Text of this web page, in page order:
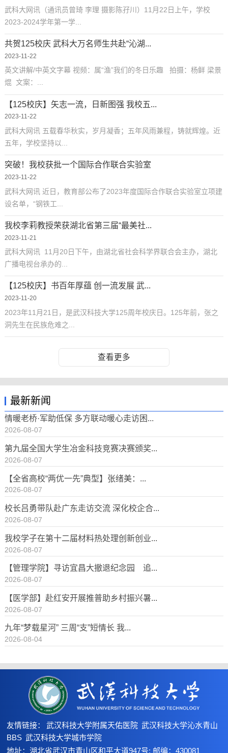
武科大网讯（通讯员曾琦 李理 摄影陈孖川）11月22日上午，学校
2023-2024学年第一学...
共贺125校庆 武科大万名师生共赴“沁湖...
2023-11-22
英文讲解/中英文字幕 视频：属“渔”我们的冬日乐趣 拍摄：杨鲜 梁景
焜 文案：...
【125校庆】矢志一流，日新图强 我校五...
2023-11-22
武科大网讯 五载春华秋实，岁月凝香；五年风雨兼程，铸就辉煌。近
五年，学校坚持以...
突破！我校获批一个国际合作联合实验室
2023-11-22
武科大网讯 近日，教育部公布了2023年度国际合作联合实验室立项建
设名单，“钢铁工...
我校李莉教授荣获湖北省第三届“最美社...
2023-11-21
武科大网讯 11月20日下午，由湖北省社会科学界联合会主办，湖北
广播电视台承办的...
【125校庆】书百年厚蕴 创一流发展 武...
2023-11-20
2023年11月21日，是武汉科技大学125周年校庆日。125年前，张之
洞先生在民族危难之...
查看更多
最新新闻
情暖老桥·军助低保 多方联动暖心走访困...
2026-08-07
第九届全国大学生冶金科技竞赛决赛颁奖...
2026-08-07
【全省高校“两优一先”典型】张绪美：...
2026-08-07
校长吕勇带队赴广东走访交流 深化校企合...
2026-08-07
我校学子在第十二届材料热处理创新创业...
2026-08-07
【管理学院】寻访宜昌大撤退纪念园 追...
2026-08-07
【医学部】赴红安开展推普助乡村振兴暑...
2026-08-07
九年“梦载星河” 三周“支”短情长 我...
2026-08-04
友情链接： 武汉科技大学附属天佑医院 武汉科技大学沁水青山
BBS 武汉科技大学城市学院
地址：湖北省武汉市青山区和平大道947号; 邮编：430081